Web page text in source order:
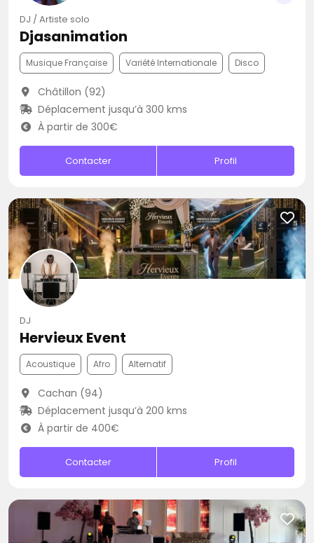
DJ / Artiste solo
Djasanimation
Musique Française Variété Internationale Disco
Châtillon (92)
Déplacement jusqu’à 300 kms
À partir de 300€
Contacter Profil
DJ
Hervieux Event
Acoustique Afro Alternatif
Cachan (94)
Déplacement jusqu’à 200 kms
À partir de 400€
Contacter Profil